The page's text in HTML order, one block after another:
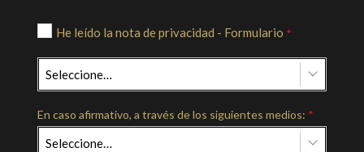
He leído la nota de privacidad - Formulario *
Seleccione…
En caso afirmativo, a través de los siguientes medios: *
Seleccione…